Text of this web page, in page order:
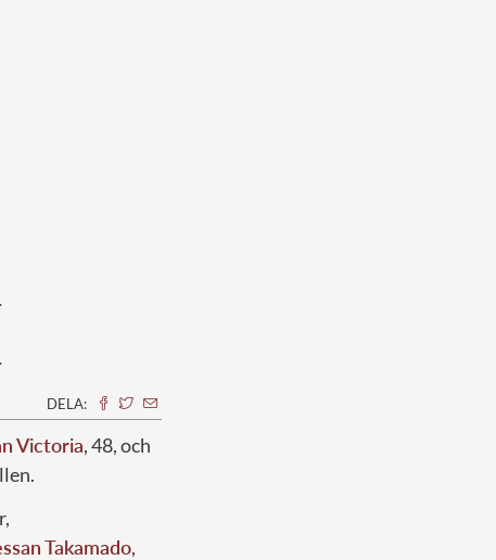
DELA:
Victoria, 48, och
Takamado,